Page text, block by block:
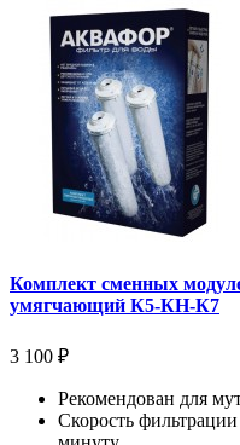
Комплект сменных
умягчающий К5-КН-К7
3 100 ₽
Рекомендован для
Скорость